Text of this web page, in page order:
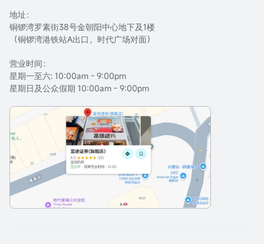
地址：
铜锣湾罗素街38号金朝阳中心地下及1楼
（铜锣湾港铁站A出口，时代广场对面）
营业时间：
星期一至六: 10:00am - 9:00pm
星期日及公众假期 10:00am - 9:00pm